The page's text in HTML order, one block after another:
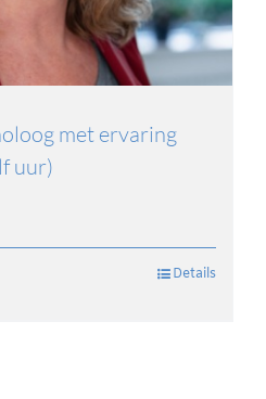
met ervaring
uur)
Details